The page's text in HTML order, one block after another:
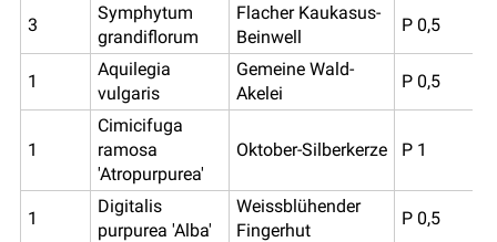
3
Symphytum
grandiflorum
Flacher Kaukasus-
Beinwell
P 0,5
1
Aquilegia
vulgaris
Gemeine Wald-
Akelei
P 0,5
1
Cimicifuga
ramosa
'Atropurpurea'
Oktober-Silberkerze P 1
1
Digitalis
purpurea 'Alba'
Weissblühender
Fingerhut
P 0,5